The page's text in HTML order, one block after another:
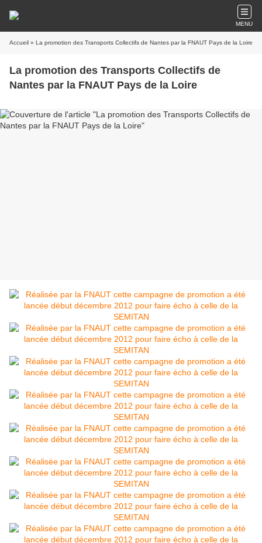
MENU
Accueil » La promotion des Transports Collectifs de Nantes par la FNAUT Pays de la Loire
La promotion des Transports Collectifs de
Nantes par la FNAUT Pays de la Loire